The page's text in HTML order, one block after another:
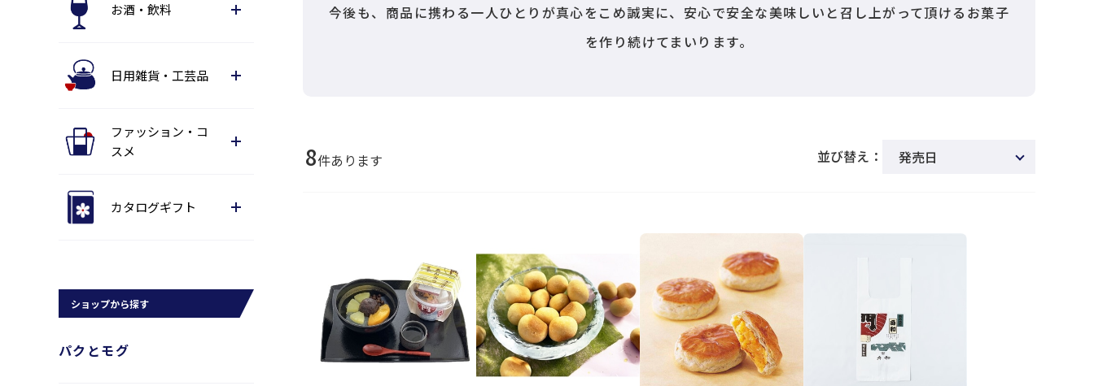
お酒・飲料
日用雑貨・工芸品
ファッション・コ
スメ
カタログギフト
ショップから探す
パクとモグ
今後も、商品に携わる一人ひとりが真心をこめ誠実に、安心で安全な美味しいと召し上がって頂けるお菓子
を作り続けてまいります。
8件あります
並び替え：
発売日
発売日＋商品名